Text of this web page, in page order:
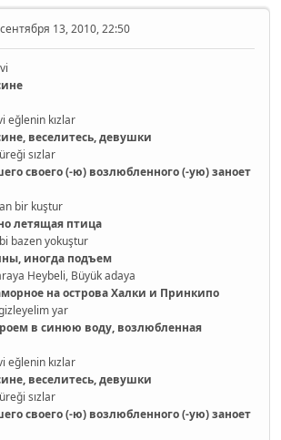
13, 2010, 22:50
eğlenin kızlar
веселитесь, девушки
sızlar
своего (-ю) возлюбленного (-ую) заноет
bir kuştur
летящая птица
bazen yokuştur
иногда подъем
Heybeli, Büyük adaya
на острова Халки и Принкипо
yar
в синюю воду, возлюбленная
eğlenin kızlar
веселитесь, девушки
sızlar
своего (-ю) возлюбленного (-ую) заноет